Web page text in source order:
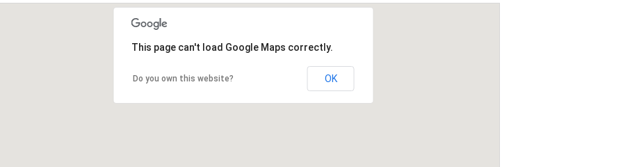
This page can't load Google Maps correctly.
Do you own this website? OK